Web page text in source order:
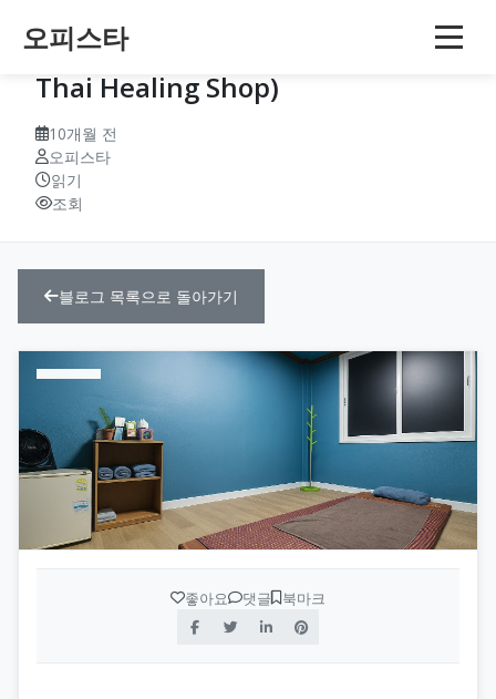
오피스타
경북 구미 — 스카이타이힐링샵 (Sky
Thai Healing Shop)
10개월 전
오피스타
읽기
조회
블로그 목록으로 돌아가기
좋아요 댓글 북마크